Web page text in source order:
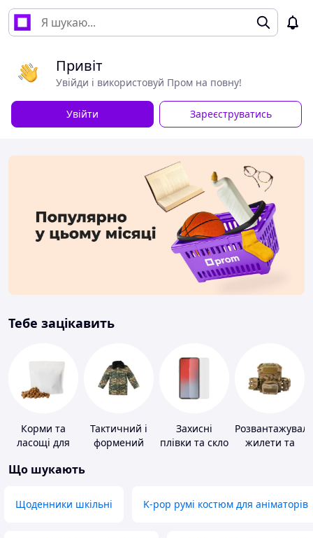
Привіт
Увійди і використовуй Пром на повну!
Увійти Зареєструватись
Тебе зацікавить
Корми та
ласощі для
тварин і
Тактичний і
формений
Захисні
плівки та скло
жилети та
Що шукають
Щоденники шкільні K-pop румі костюм для аніматорів